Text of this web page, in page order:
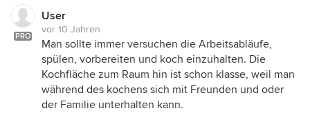
PRO
User
vor 10 Jahren
Man sollte immer versuchen die Arbeitsabläufe,
spülen, vorbereiten und koch einzuhalten. Die
Kochfläche zum Raum hin ist schon klasse, weil man
während des kochens sich mit Freunden und oder
der Familie unterhalten kann.